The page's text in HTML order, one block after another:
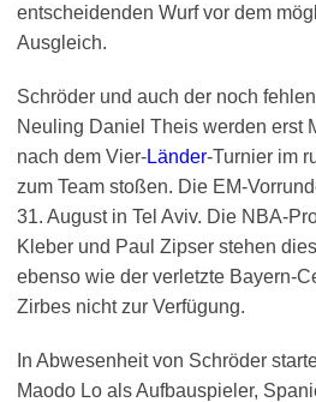
entscheidenden Wurf vor dem
Ausgleich.
Schröder und auch der noch
Neuling Daniel Theis werden erst
nach dem Vier-Länder-Turnier im
zum Team stoßen. Die EM-
31. August in Tel Aviv. Die NBA-
Kleber und Paul Zipser stehen
ebenso wie der verletzte Bayern-
Zirbes nicht zur Verfügung.
In Abwesenheit von Schröder
Maodo Lo als Aufbauspieler,